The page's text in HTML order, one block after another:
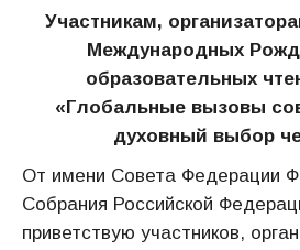
Участникам,
Международных
образовательных
«Глобальные вызовы
духовный выбор
От имени Совета Федерации
Собрания Российской
приветствую участников,